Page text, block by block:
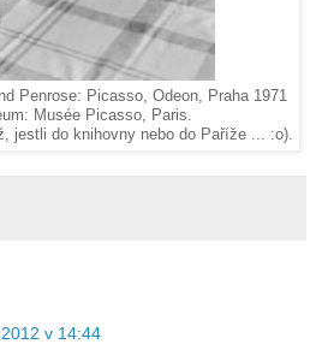
Penrose: Picasso, Odeon, Praha 1971
Musée Picasso, Paris.
jestli do knihovny nebo do Paříže ... :o).
v 14:44